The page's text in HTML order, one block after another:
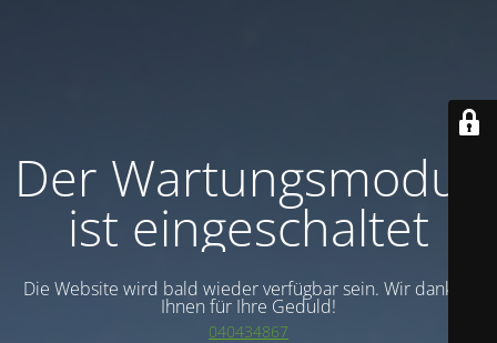
Der Wartungsmodus
ist eingeschaltet
Die Website wird bald wieder verfügbar sein. Wir danken
Ihnen für Ihre Geduld!
040434867